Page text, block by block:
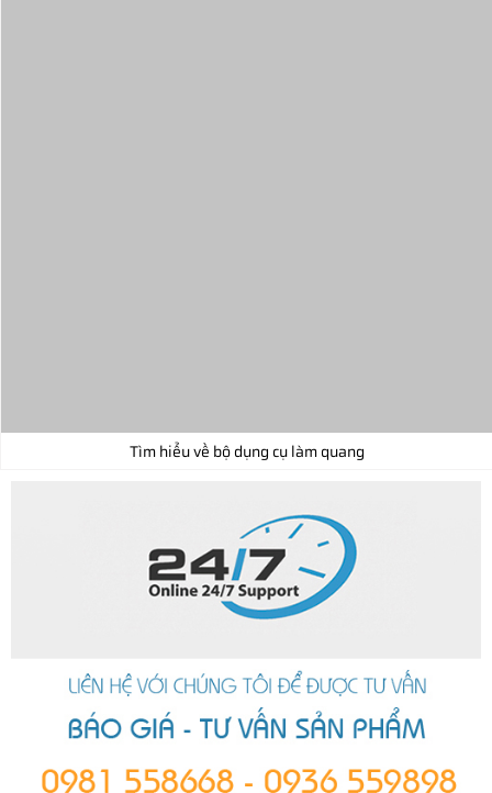
Tìm hiểu về bộ dụng cụ làm quang